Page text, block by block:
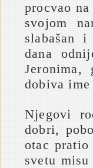
procvao
svojom
slabašan
dana
dobiva ime
Njegovi
dobri,
otac
svetu